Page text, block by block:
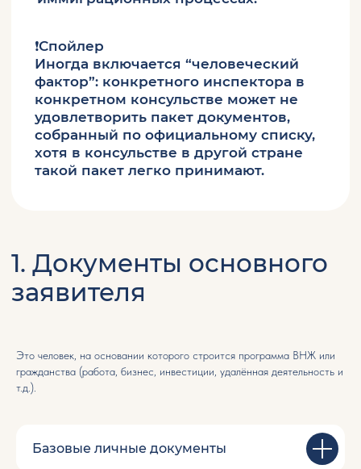
Это человек, на основании которого строится программа ВНЖ или
гражданства (работа, бизнес, инвестиции, удалённая деятельность и
т.д.).
Базовые личные документы
Если вы планируете подаваться вместе
2. Документы
супруга / супруги